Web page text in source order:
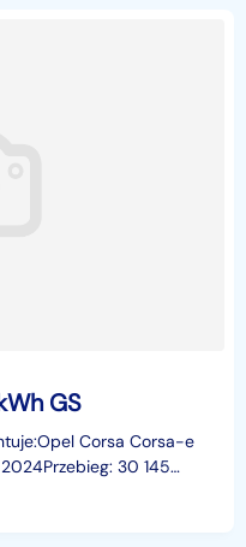
GS
Corsa Corsa-e
30 145
k